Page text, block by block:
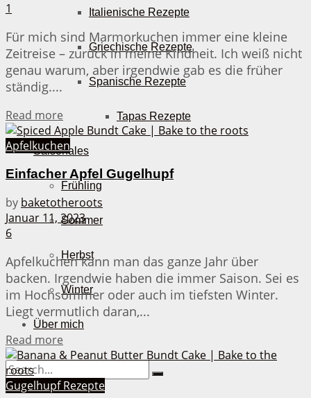
Italienische Rezepte
Griechische Rezepte
Spanische Rezepte
Tapas Rezepte
Saisonales
Frühling
Sommer
Herbst
Winter
Über mich
1
Für mich sind Marmorkuchen immer eine kleine
Zeitreise – zurück in meine Kindheit. Ich weiß nicht
genau warum, aber irgendwie gab es die früher
ständig....
Read more
Apfelkuchen
Einfacher Apfel Gugelhupf
by baketotheroots
Januar 11, 2023
6
Apfelkuchen kann man das ganze Jahr über
backen. Irgendwie haben die immer Saison. Sei es
im Hochsommer oder auch im tiefsten Winter.
Liegt vermutlich daran,...
Read more
Gugelhupf Rezepte